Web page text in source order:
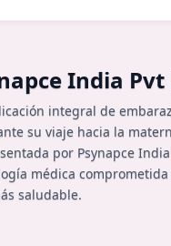
India Pvt
integral de
su viaje hacia la
por Psynapce
médica
saludable.